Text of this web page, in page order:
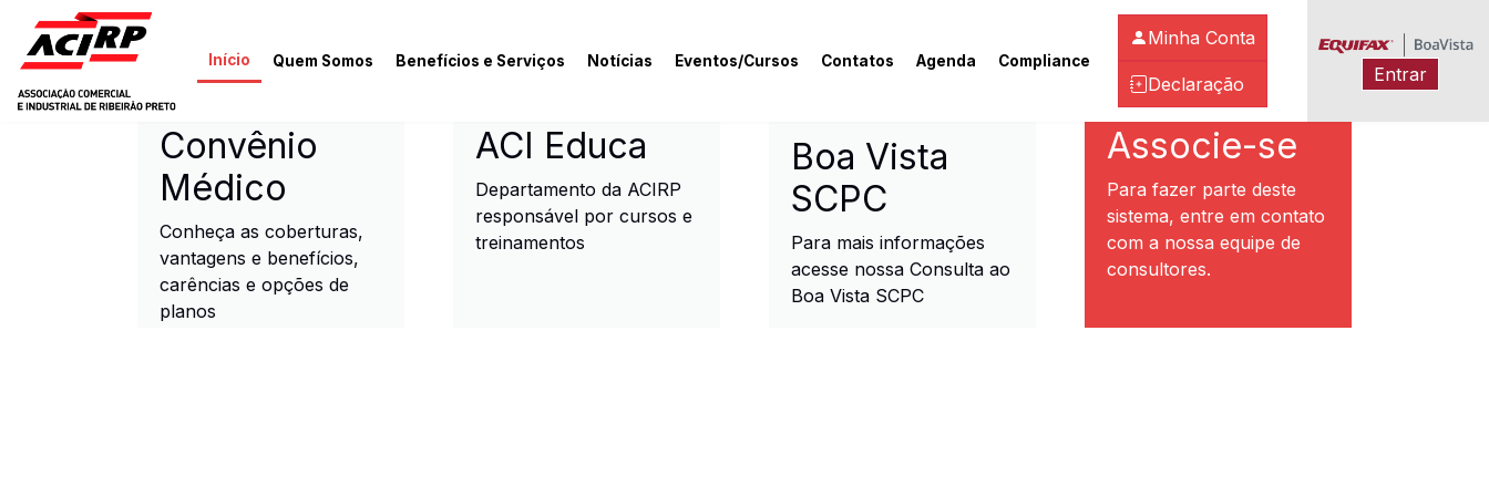
Pular para o conteúdo principal
Início Quem Somos Benefícios e Serviços Notícias Eventos/Cursos Contatos Agenda Compliance
Minha Conta
Declaração Entrar
ACIRP - Associação Comercial e Industrial de Ribeirão Preto
Convênio
Médico
Conheça as coberturas,
vantagens e benefícios,
carências e opções de
planos
ACI Educa
Departamento da ACIRP
responsável por cursos e
treinamentos
Boa Vista
SCPC
Para mais informações
acesse nossa Consulta ao
Boa Vista SCPC
Associe-se
Para fazer parte deste
sistema, entre em contato
com a nossa equipe de
consultores.